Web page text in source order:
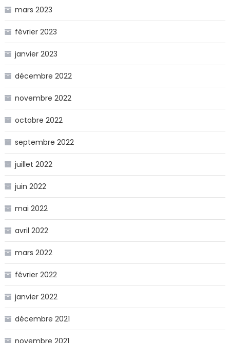
mars 2023
février 2023
janvier 2023
décembre 2022
novembre 2022
octobre 2022
septembre 2022
juillet 2022
juin 2022
mai 2022
avril 2022
mars 2022
février 2022
janvier 2022
décembre 2021
novembre 2021